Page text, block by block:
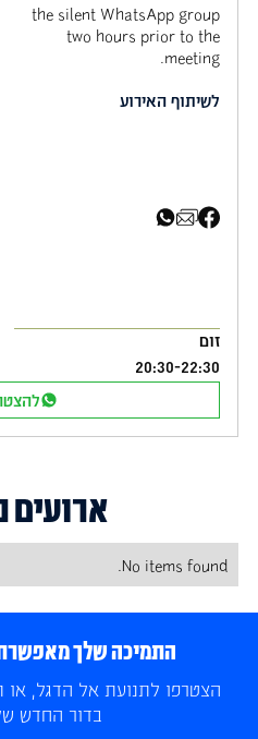
the silent WhatsApp group
two hours prior to the
meeting.
לשיתוף האירועשיתוף בפייסבוק
זום
20:30-22:30
ארועים
No items found.
התמיכה שלך מאפשרת
הצטרפו לתנועת אל הדגל,
בדור החדש